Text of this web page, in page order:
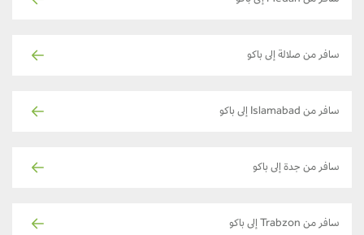
سافر من صلالة إلى باكو
سافر من Islamabad إلى باكو
سافر من جدة إلى باكو
سافر من Trabzon إلى باكو